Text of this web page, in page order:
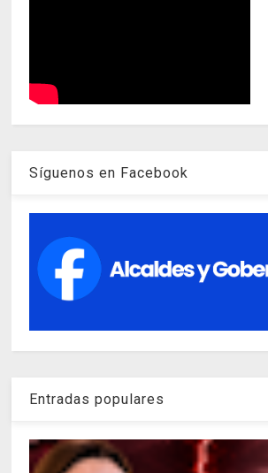
Síguenos en Facebook
Entradas populares